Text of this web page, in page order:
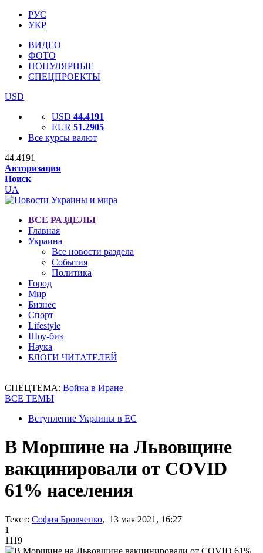
РУС
УКР
ВИДЕО
ФОТО
ПОПУЛЯРНЫЕ
СПЕЦПРОЕКТЫ
USD
USD 44.4191
EUR 51.2905
Все курсы валют
44.4191
Авторизация
Поиск
UA
ВСЕ РАЗДЕЛЫ
Главная
Украина
Все новости раздела
События
Политика
Город
Мир
Бизнес
Спорт
Lifestyle
Шоу-биз
Наука
БЛОГИ ЧИТАТЕЛЕЙ
СПЕЦТЕМА: Война в Иране
ВСЕ ТЕМЫ
Вступление Украины в ЕС
В Моршине на Львовщине
вакцинировали от COVID
61% населения
Текст: София Бровченко, 13 мая 2021, 16:27
1
1119